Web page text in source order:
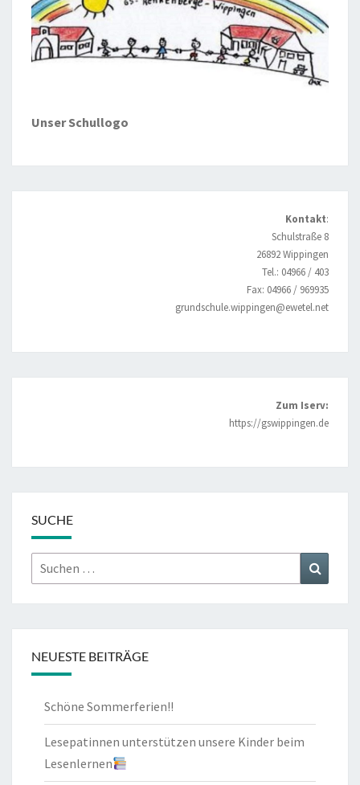
Unser Schullogo
Kontakt:
Schulstraße 8
26892 Wippingen
Tel.: 04966 / 403
Fax: 04966 / 969935
grundschule.wippingen@ewetel.net
Zum Iserv:
https://gswippingen.de
SUCHE
Suchen
nach:
NEUESTE BEITRÄGE
Schöne Sommerferien!!
Lesepatinnen unterstützen unsere Kinder beim
Lesenlernen